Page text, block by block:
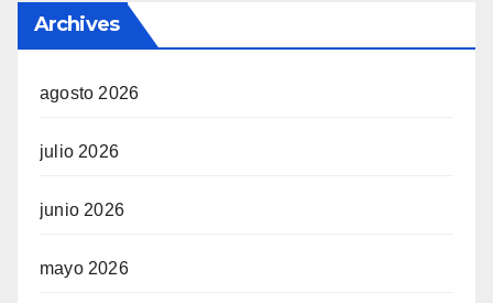
Archives
agosto 2026
julio 2026
junio 2026
mayo 2026